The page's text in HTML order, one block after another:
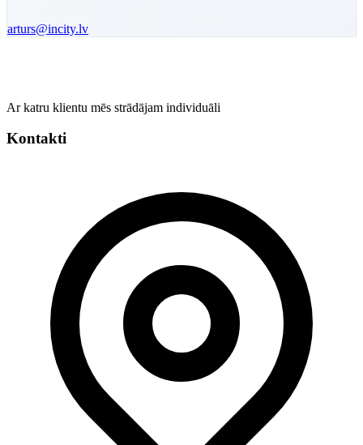
arturs@incity.lv
Ar katru klientu mēs strādājam individuāli
Kontakti